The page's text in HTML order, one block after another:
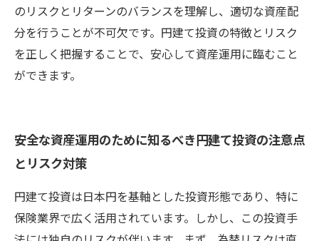
のリスクとリターンのバランスを理解し、適切な資産配
分を行うことが不可欠です。円建て投資の特徴とリスク
を正しく把握することで、安心して資産運用に臨むこと
ができます。
安全な資産運用のために知るべき円建て投資の注意点
とリスク対策
円建て投資は日本円を基軸とした投資形態であり、特に
保険業界で広く活用されています。しかし、この投資手